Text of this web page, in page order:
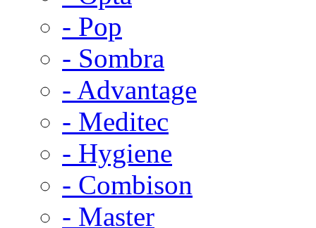
- Pop
- Sombra
- Advantage
- Meditec
- Hygiene
- Combison
- Master